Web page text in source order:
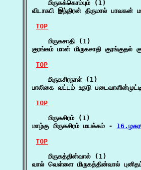
    மிருகக்கொம்பும் (1)
விடாகபி இந்திரன் திருமால்
TOP
    மிருகசாதி (1)
குரங்கம் மான் மிருகசாதி
TOP
    மிருகசிரநாள் (1)
பாலிகை வட்டம் உதடு
TOP
    மிருகசிரம் (1)
மாழ்கு மிருகசிரம் மயக்கம் -
TOP
    மிருகத்தின்வால் (1)
வால் வெள்ளை மிருகத்தின்வால்